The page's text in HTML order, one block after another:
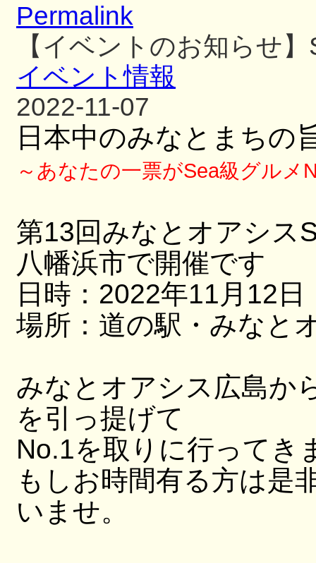
Permalink
【イベントのお知らせ
イベント情報
2022-11-07
日本中のみなとまちの
～あなたの一票がSea級グルメ
第13回みなとオアシス
八幡浜市で開催です
日時：2022年11月12
場所：道の駅・みなと
みなとオアシス広島か
を引っ提げて
No.1を取りに行ってき
もしお時間有る方は是
いませ。